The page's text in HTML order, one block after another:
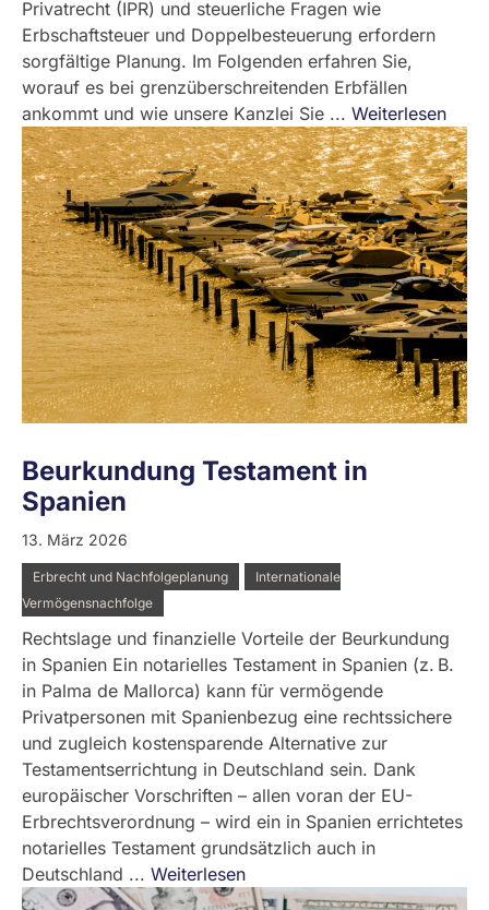
Privatrecht (IPR) und steuerliche Fragen wie
Erbschaftsteuer und Doppelbesteuerung erfordern
sorgfältige Planung. Im Folgenden erfahren Sie,
worauf es bei grenzüberschreitenden Erbfällen
ankommt und wie unsere Kanzlei Sie ... Weiterlesen
Beurkundung Testament in
Spanien
13. März 2026
Erbrecht und Nachfolgeplanung
Internationale
Vermögensnachfolge
Rechtslage und finanzielle Vorteile der Beurkundung
in Spanien Ein notarielles Testament in Spanien (z. B.
in Palma de Mallorca) kann für vermögende
Privatpersonen mit Spanienbezug eine rechtssichere
und zugleich kostensparende Alternative zur
Testamentserrichtung in Deutschland sein. Dank
europäischer Vorschriften – allen voran der EU-
Erbrechtsverordnung – wird ein in Spanien errichtetes
notarielles Testament grundsätzlich auch in
Deutschland ... Weiterlesen